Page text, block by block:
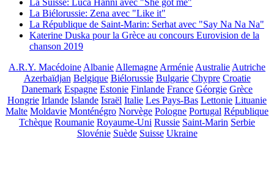
La Biélorussie: Zena avec "Like it"
La République de Saint-Marin: Serhat avec "Say Na Na Na"
Katerine Duska pour la Grèce au concours Eurovision de la
chanson 2019
A.R.Y. Macédoine Albanie Allemagne Arménie Australie Autriche
Azerbaïdjan Belgique Biélorussie Bulgarie Chypre Croatie
Danemark Espagne Estonie Finlande France Géorgie Grèce
Hongrie Irlande Islande Israël Italie Les Pays-Bas Lettonie Lituanie
Malte Moldavie Monténégro Norvège Pologne Portugal République
Tchèque Roumanie Royaume-Uni Russie Saint-Marin Serbie
Slovénie Suède Suisse Ukraine